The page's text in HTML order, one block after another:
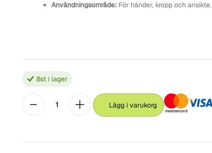
Användningsområde: För händer, kropp och ansikte.
8st i lager
Lägg i varukorg